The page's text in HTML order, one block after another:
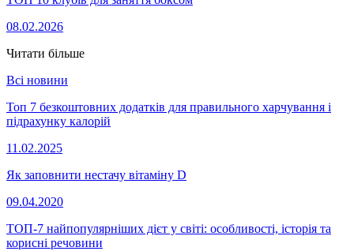
08.02.2026
Читати більше
Всі новини
Топ 7 безкоштовних додатків для правильного харчування і
підрахунку калорій
11.02.2025
Як заповнити нестачу вітаміну D
09.04.2020
ТОП-7 найпопулярніших дієт у світі: особливості, історія та
корисні речовини